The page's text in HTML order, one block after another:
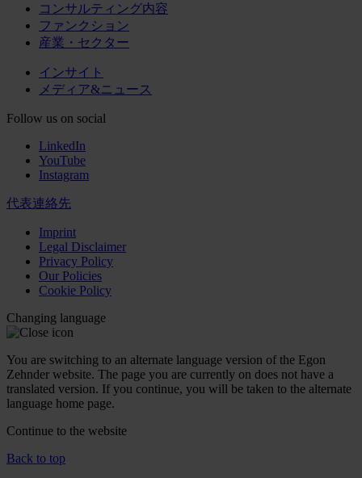
コンサルティング内容
ファンクション
産業・セクター
インサイト
メディア&ニュース
Follow us on social
LinkedIn
YouTube
Instagram
代表連絡先
Imprint
Legal Disclaimer
Privacy Policy
Our Policies
Cookie Policy
Changing language
You are switching to an alternate language version of the Egon
Zehnder website. The page you are currently on does not have a
translated version. If you continue, you will be taken to the alternate
language home page.
Continue to the website
Back to top